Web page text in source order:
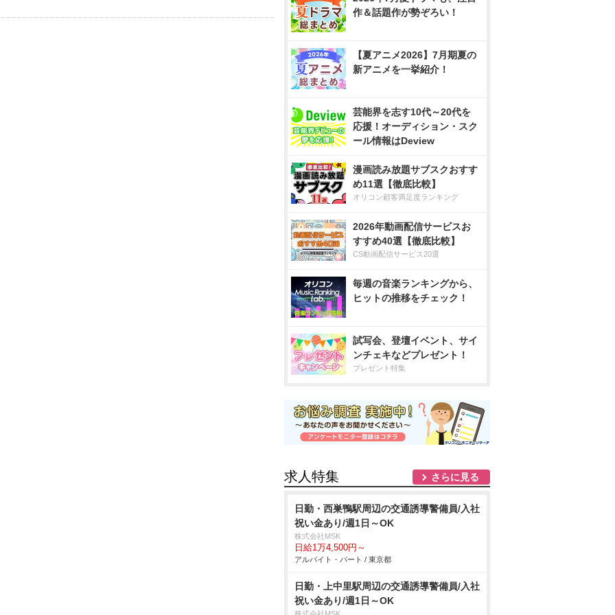
作＆話題作が勢ぞろい！
【夏アニメ2026】7月期夏の
新アニメを一挙紹介！
芸能界を志す10代～20代を
応援！オーディション・スク
ール情報はDeview
漫画読み放題サブスクおすす
め11選【徹底比較】
オリコン顧客満足度ランキング
2026年動画配信サービスお
すすめ40選【徹底比較】
CS動画配信サービス20選
毎週の音楽ランキングから、
ヒットの推移をチェック！
試写会、登壇イベント、サイ
ンチェキなどプレゼント！
プレゼント特集
求人特集 さらに見る
日勤・西巣鴨駅周辺の交通誘導警備員/入社
祝い金あり/週1日～OK
株式会社MSK
日給1万4,500円～
アルバイト・パート / 東京都
日勤・上中里駅周辺の交通誘導警備員/入社
祝い金あり/週1日～OK